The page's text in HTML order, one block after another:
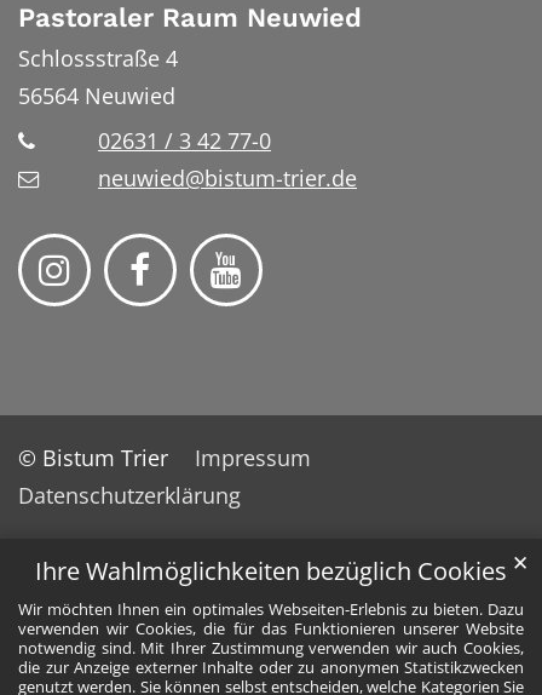
Ihre Wahlmöglichkeiten bezüglich Cookies
Wir möchten Ihnen ein optimales Webseiten-Erlebnis zu bieten. Dazu
verwenden wir Cookies, die für das Funktionieren unserer Website
notwendig sind. Mit Ihrer Zustimmung verwenden wir auch Cookies,
die zur Anzeige externer Inhalte oder zu anonymen Statistikzwecken
genutzt werden. Sie können selbst entscheiden, welche Kategorien Sie
✕
Pastoraler Raum Neuwied
Schlossstraße 4
56564 Neuwied
02631 / 3 42 77-0
neuwied@bistum-trier.de
© Bistum Trier
Impressum
Datenschutzerklärung